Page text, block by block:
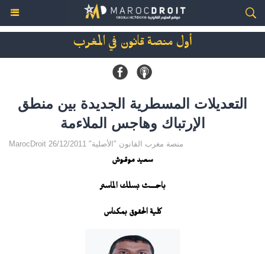
أول منصة قانون في المغرب
التعديلات المسطرية الجديدة بين منطق
الإرتباك وهاجس الملاءمة
MarocDroit منصة مغرب القانون "الأصلية" 26/12/2011
سعيد موقـوش
باحـــــث بسلك الماستر
كلية الحقوق بمكناس